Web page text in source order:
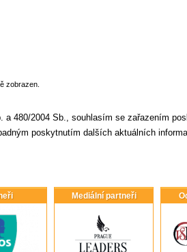
zobrazen.
a 480/2004 Sb., souhlasím se zařazením
poskytnutím dalších aktuálních
Mediální partneři